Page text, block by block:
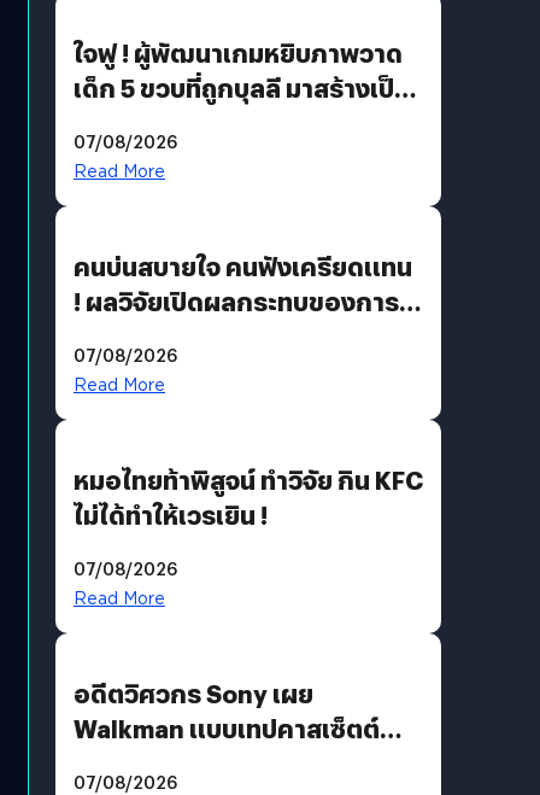
ใจฟู ! ผู้พัฒนาเกมหยิบภาพวาด
เด็ก 5 ขวบที่ถูกบุลลี มาสร้างเป็น
07/08/2026
Read More
คนบ่นสบายใจ คนฟังเครียดแทน
! ผลวิจัยเปิดผลกระทบของการ
07/08/2026
Read More
หมอไทยท้าพิสูจน์ ทำวิจัย กิน KFC
ไม่ได้ทำให้เวรเยิน !
07/08/2026
Read More
อดีตวิศวกร Sony เผย
Walkman แบบเทปคาสเซ็ตต์
07/08/2026